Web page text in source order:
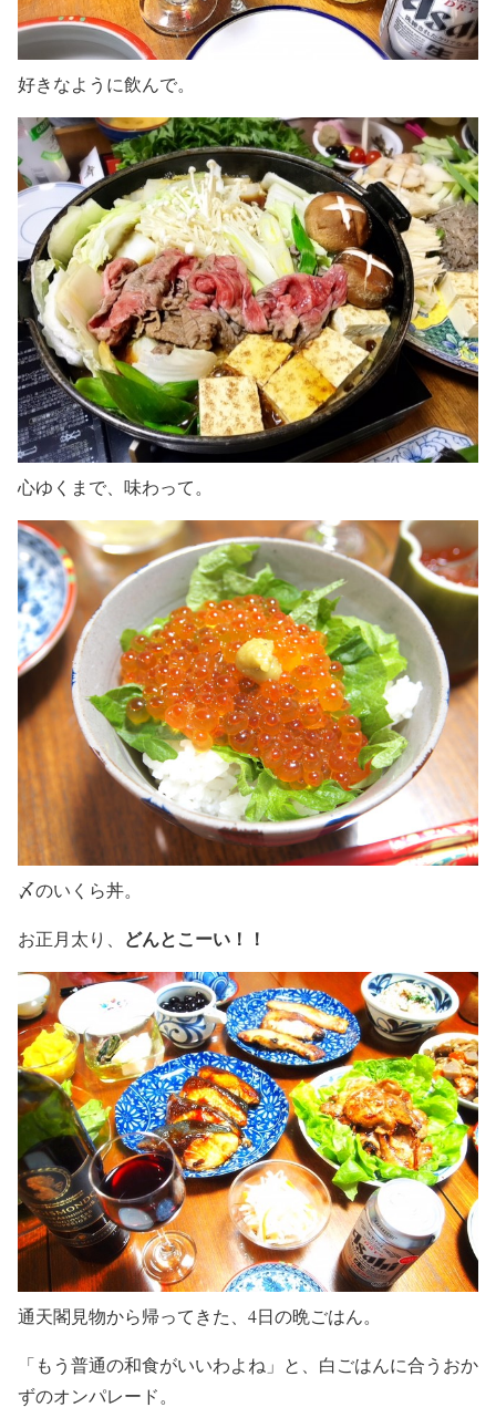
好きなように飲んで。
心ゆくまで、味わって。
〆のいくら丼。
お正月太り、 どんとこーい！！
通天閣見物から帰ってきた、4日の晩ごはん。
「もう普通の和食がいいわよね」と、白ごはんに合うおか
ずのオンパレード。